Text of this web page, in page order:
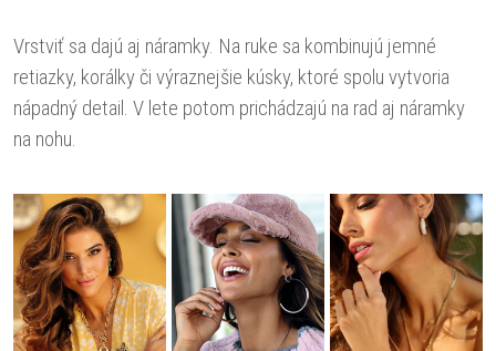
Vrstviť sa dajú aj náramky. Na ruke sa kombinujú jemné
retiazky, korálky či výraznejšie kúsky, ktoré spolu vytvoria
nápadný detail. V lete potom prichádzajú na rad aj náramky
na nohu.